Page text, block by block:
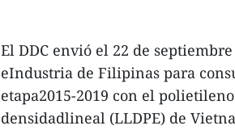
El DDC envió el 22 de
eIndustria de Filipinas para
etapa2015-2019 con el
densidadlineal (LLDPE) de